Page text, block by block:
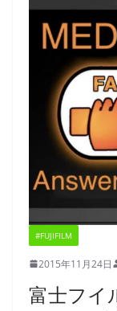
#FUJIFILM
2015年11月24日
富士フイ